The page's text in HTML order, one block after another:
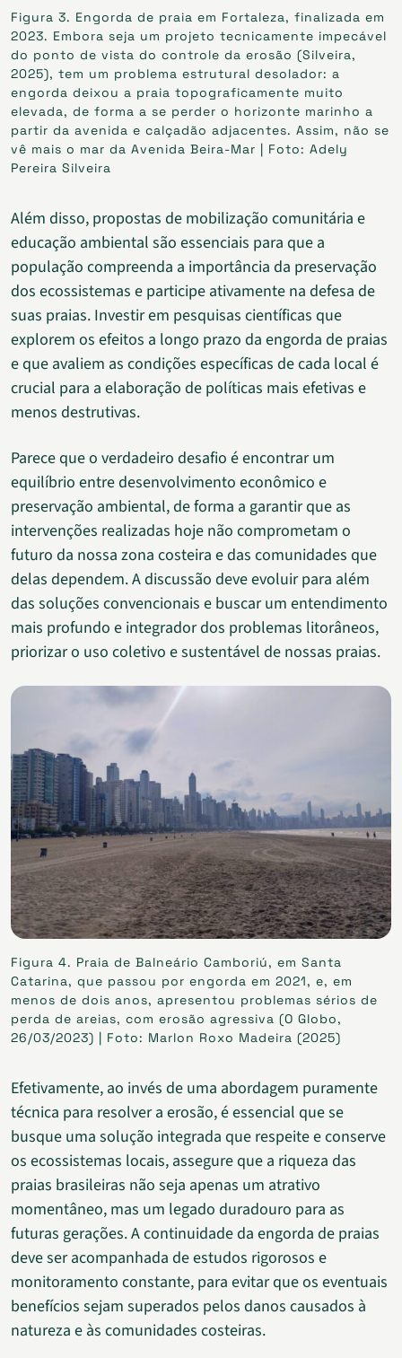
Figura 3. Engorda de praia em Fortaleza, finalizada em
2023. Embora seja um projeto tecnicamente impecável
do ponto de vista do controle da erosão (Silveira,
2025), tem um problema estrutural desolador: a
engorda deixou a praia topograficamente muito
elevada, de forma a se perder o horizonte marinho a
partir da avenida e calçadão adjacentes. Assim, não se
vê mais o mar da Avenida Beira-Mar | Foto: Adely
Pereira Silveira
Além disso, propostas de mobilização comunitária e
educação ambiental são essenciais para que a
população compreenda a importância da preservação
dos ecossistemas e participe ativamente na defesa de
suas praias. Investir em pesquisas científicas que
explorem os efeitos a longo prazo da engorda de praias
e que avaliem as condições específicas de cada local é
crucial para a elaboração de políticas mais efetivas e
menos destrutivas.
Parece que o verdadeiro desafio é encontrar um
equilíbrio entre desenvolvimento econômico e
preservação ambiental, de forma a garantir que as
intervenções realizadas hoje não comprometam o
futuro da nossa zona costeira e das comunidades que
delas dependem. A discussão deve evoluir para além
das soluções convencionais e buscar um entendimento
mais profundo e integrador dos problemas litorâneos,
priorizar o uso coletivo e sustentável de nossas praias.
Figura 4. Praia de Balneário Camboriú, em Santa
Catarina, que passou por engorda em 2021, e, em
menos de dois anos, apresentou problemas sérios de
perda de areias, com erosão agressiva (O Globo,
26/03/2023) | Foto: Marlon Roxo Madeira (2025)
Efetivamente, ao invés de uma abordagem puramente
técnica para resolver a erosão, é essencial que se
busque uma solução integrada que respeite e conserve
os ecossistemas locais, assegure que a riqueza das
praias brasileiras não seja apenas um atrativo
momentâneo, mas um legado duradouro para as
futuras gerações. A continuidade da engorda de praias
deve ser acompanhada de estudos rigorosos e
monitoramento constante, para evitar que os eventuais
benefícios sejam superados pelos danos causados à
natureza e às comunidades costeiras.